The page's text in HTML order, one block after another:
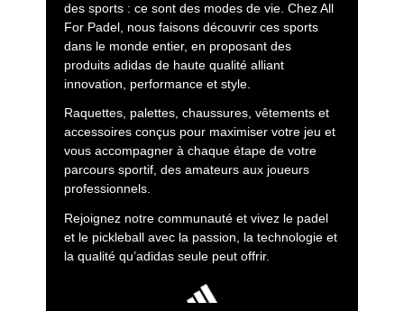
des sports : ce sont des modes de vie. Chez All
For Padel, nous faisons découvrir ces sports
dans le monde entier, en proposant des
produits adidas de haute qualité alliant
innovation, performance et style.
Raquettes, palettes, chaussures, vêtements et
accessoires conçus pour maximiser votre jeu et
vous accompagner à chaque étape de votre
parcours sportif, des amateurs aux joueurs
professionnels.
Rejoignez notre communauté et vivez le padel
et le pickleball avec la passion, la technologie et
la qualité qu’adidas seule peut offrir.